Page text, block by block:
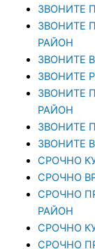
ЗВОНИТЕ
ЗВОНИТЕ
РАЙОН
ЗВОНИТЕ
ЗВОНИТЕ
ЗВОНИТЕ
РАЙОН
ЗВОНИТЕ
ЗВОНИТЕ
СРОЧНО
СРОЧНО
СРОЧНО
РАЙОН
СРОЧНО
CРОЧНО